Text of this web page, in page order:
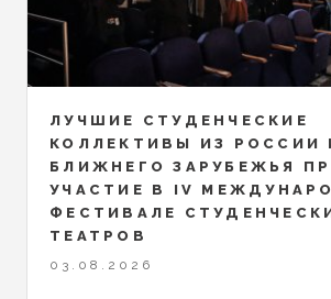
ЛУЧШИЕ СТУДЕНЧЕСКИЕ
КОЛЛЕКТИВЫ ИЗ РОССИИ
БЛИЖНЕГО ЗАРУБЕЖЬЯ
УЧАСТИЕ В IV
ФЕСТИВАЛЕ
ТЕАТРОВ
03.08.2026